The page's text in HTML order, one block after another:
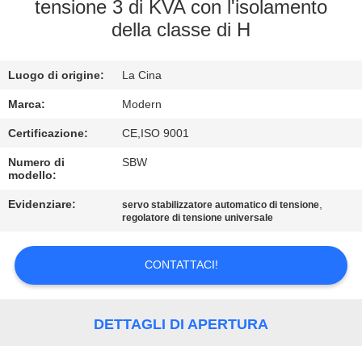
CONTROLLO
CONTATTICI
RICHIEDA
UNA
CITAZIONE
COMPANY
NEWS
tensione 3 di KVA con l'isolamento
della classe di H
Luogo di origine: La Cina
Marca: Modern
Certificazione: CE,ISO 9001
Numero di
modello:
SBW
Evidenziare: servo stabilizzatore automatico di tensione,
regolatore di tensione universale
CONTATTACI!
DETTAGLI DI APERTURA